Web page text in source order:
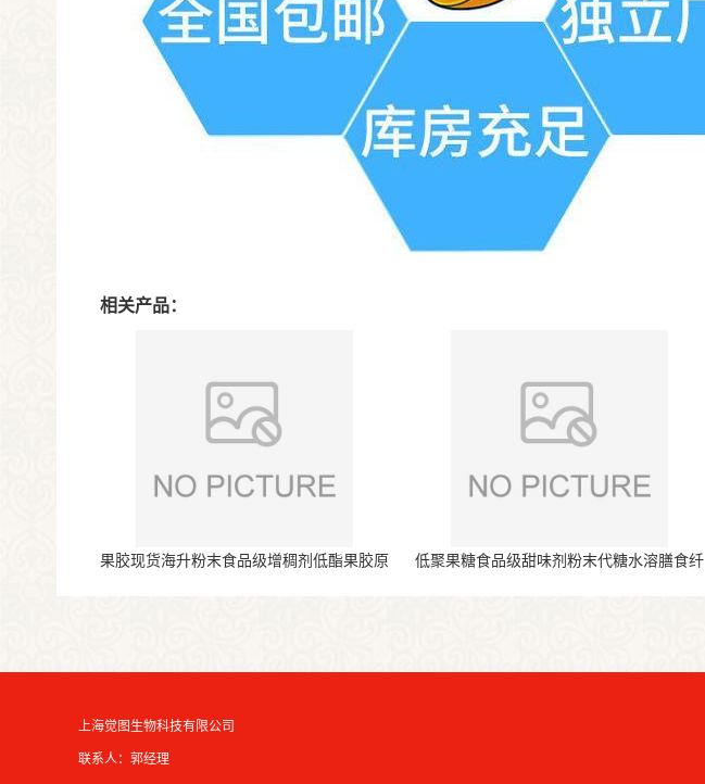
相关产品：
果胶现货海升粉末食品级增稠剂低酯果胶原
低聚果糖食品级甜味剂粉末代糖水溶膳食纤
上海觉图生物科技有限公司
联系人：郭经理